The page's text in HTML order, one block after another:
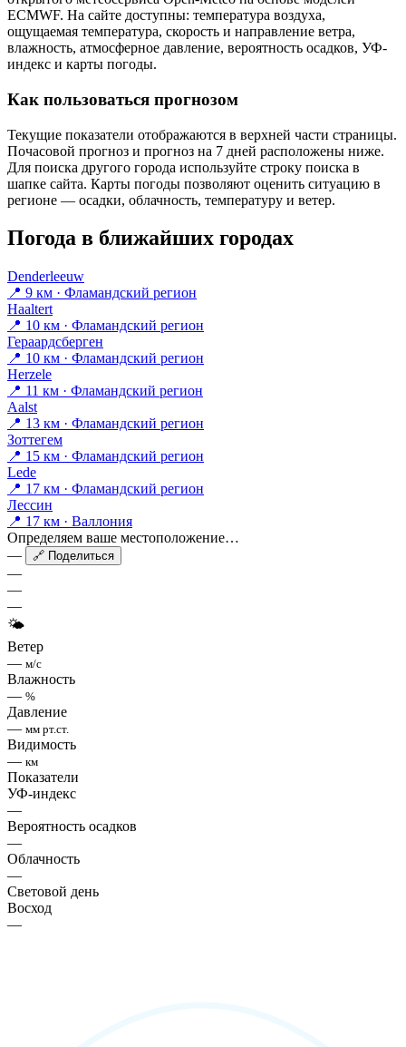
ECMWF. На сайте доступны: температура воздуха,
ощущаемая температура, скорость и направление ветра,
влажность, атмосферное давление, вероятность осадков, УФ-
индекс и карты погоды.
Как пользоваться прогнозом
Текущие показатели отображаются в верхней части страницы.
Почасовой прогноз и прогноз на 7 дней расположены ниже.
Для поиска другого города используйте строку поиска в
шапке сайта. Карты погоды позволяют оценить ситуацию в
регионе — осадки, облачность, температуру и ветер.
Погода в ближайших городах
Denderleeuw
📍 9 км · Фламандский регион
Haaltert
📍 10 км · Фламандский регион
Гераардсберген
📍 10 км · Фламандский регион
Herzele
📍 11 км · Фламандский регион
Aalst
📍 13 км · Фламандский регион
Зоттегем
📍 15 км · Фламандский регион
Lede
📍 17 км · Фламандский регион
Лессин
📍 17 км · Валлония
Определяем ваше местоположение…
—
🔗 Поделиться
—
—
—
🌤
Ветер
— м/с
Влажность
— %
Давление
— мм рт.ст.
Видимость
— км
Показатели
УФ-индекс
—
Вероятность осадков
—
Облачность
—
Световой день
Восход
—